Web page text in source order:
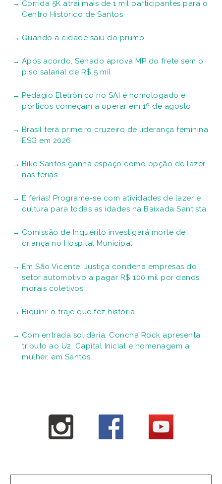
Corrida 5K atrai mais de 1 mil participantes para o
Centro Histórico de Santos
Quando a cidade saiu do prumo
Após acordo, Senado aprova MP do frete sem o
piso salarial de R$ 5 mil
Pedágio Eletrônico no SAI é homologado e
pórticos começam a operar em 1º de agosto
Brasil terá primeiro cruzeiro de liderança feminina
ESG em 2026
Bike Santos ganha espaço como opção de lazer
nas férias
É férias! Programe-se com atividades de lazer e
cultura para todas as idades na Baixada Santista
Comissão de Inquérito investigará morte de
criança no Hospital Municipal
Em São Vicente, Justiça condena empresas do
setor automotivo a pagar R$ 100 mil por danos
morais coletivos
Biquíni: o traje que fez história
Com entrada solidária, Concha Rock apresenta
tributo ao U2, Capital Inicial e homenagem a
mulher, em Santos